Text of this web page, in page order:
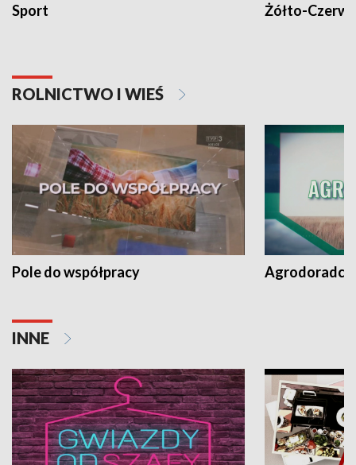
Sport Żółto-
ROLNICTWO I WIEŚ
Pole do współpracy Agrodoradcy
INNE